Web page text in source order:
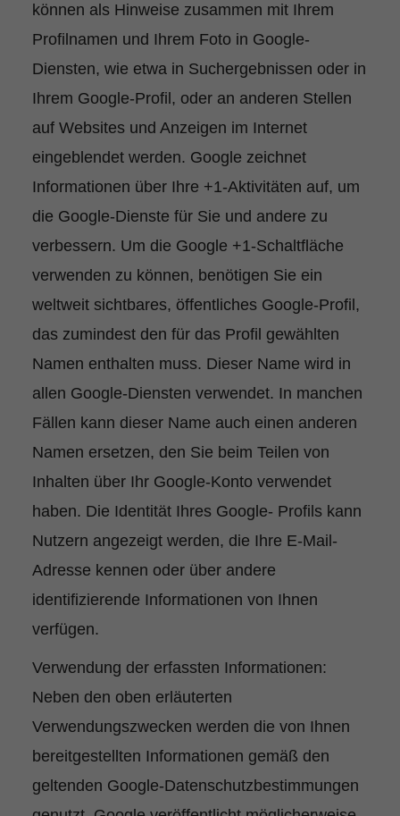
können als Hinweise zusammen mit Ihrem
Profilnamen und Ihrem Foto in Google-
Diensten, wie etwa in Suchergebnissen oder in
Ihrem Google-Profil, oder an anderen Stellen
auf Websites und Anzeigen im Internet
eingeblendet werden. Google zeichnet
Informationen über Ihre +1-Aktivitäten auf, um
die Google-Dienste für Sie und andere zu
verbessern. Um die Google +1-Schaltfläche
verwenden zu können, benötigen Sie ein
weltweit sichtbares, öffentliches Google-Profil,
das zumindest den für das Profil gewählten
Namen enthalten muss. Dieser Name wird in
allen Google-Diensten verwendet. In manchen
Fällen kann dieser Name auch einen anderen
Namen ersetzen, den Sie beim Teilen von
Inhalten über Ihr Google-Konto verwendet
haben. Die Identität Ihres Google- Profils kann
Nutzern angezeigt werden, die Ihre E-Mail-
Adresse kennen oder über andere
identifizierende Informationen von Ihnen
verfügen.
Verwendung der erfassten Informationen:
Neben den oben erläuterten
Verwendungszwecken werden die von Ihnen
bereitgestellten Informationen gemäß den
geltenden Google-Datenschutzbestimmungen